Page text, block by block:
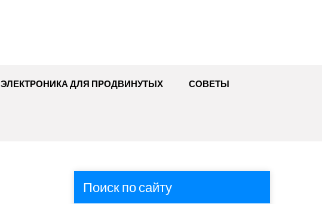
ЭЛЕКТРОНИКА ДЛЯ ПРОДВИНУТЫХ СОВЕТЫ
Поиск по сайту